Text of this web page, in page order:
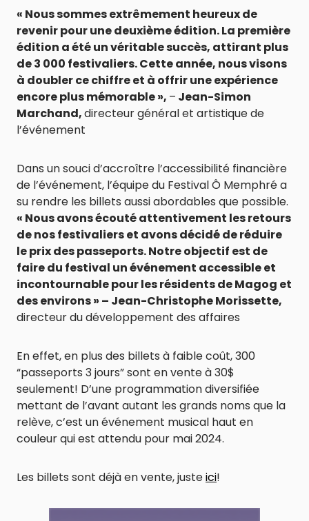
« Nous sommes extrêmement heureux de
revenir pour une deuxième édition. La première
édition a été un véritable succès, attirant plus
de 3 000 festivaliers. Cette année, nous visons
à doubler ce chiffre et à offrir une expérience
encore plus mémorable », – Jean-Simon
Marchand,directeur général et artistique de
l’événement
Dans un souci d’accroître l’accessibilité financière
de l’événement, l’équipe du Festival Ô Memphré a
su rendre les billets aussi abordables que possible.
« Nous avons écouté attentivement les retours
de nos festivaliers et avons décidé de réduire
le prix des passeports. Notre objectif est de
faire du festival un événement accessible et
incontournable pour les résidents de Magog et
des environs » – Jean-Christophe Morissette,
directeur du développement des affaires
En effet, en plus des billets à faible coût, 300
“passeports 3 jours” sont en vente à 30$
seulement! D’une programmation diversifiée
mettant de l’avant autant les grands noms que la
relève, c’est un événement musical haut en
couleur qui est attendu pour mai 2024.
Les billets sont déjà en vente, justeici!